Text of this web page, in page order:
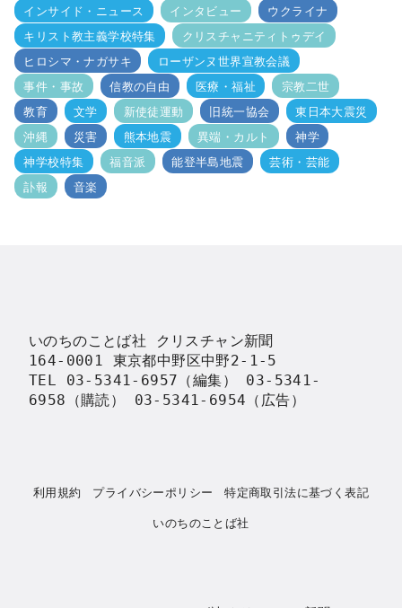
インサイド・ニュース インタビュー
ウクライナ
キリスト教主義学校特集
クリスチャニティトゥデイ
ヒロシマ・ナガサキ
ローザンヌ世界宣教会議
事件・事故
信教の自由 医療・福祉
宗教二世
教育
文学 新使徒運動 旧統一協会
東日本大震災
沖縄
災害 熊本地震 異端・カルト
神学
神学校特集
福音派 能登半島地震
芸術・芸能
訃報
音楽
いのちのことば社 クリスチャン新聞
164-0001 東京都中野区中野2-1-5
TEL 03-5341-6957（編集） 03-5341-
6958（購読） 03-5341-6954（広告）
利用規約 プライバシーポリシー
特定商取引法に基づく表記
いのちのことば社